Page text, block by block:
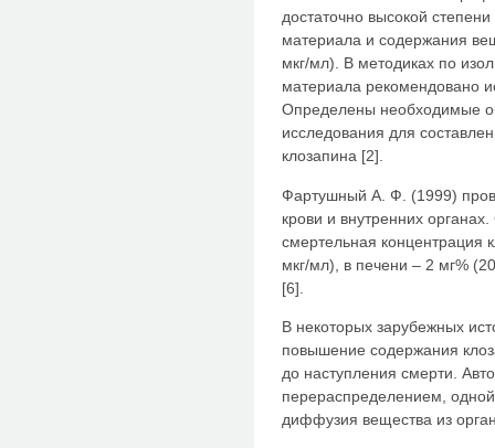
достаточно высокой
материала и содержания
мкг/мл). В методиках по
материала рекомендовано
Определены необходимые
исследования для
клозапина [2].
Фартушный А. Ф. (1999)
крови и внутренних
смертельная концентрация
мкг/мл), в печени – 2 мг%
[6].
В некоторых зарубежных
повышение содержания
до наступления смерти.
перераспределением,
диффузия вещества из